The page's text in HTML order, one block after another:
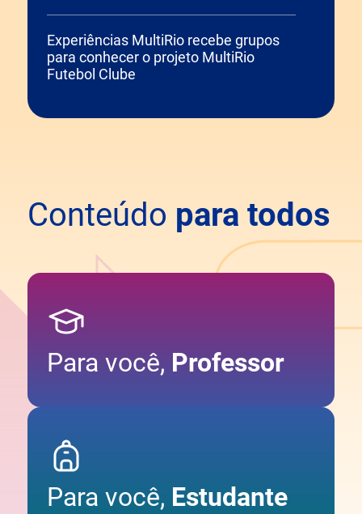
Experiências MultiRio recebe grupos
para conhecer o projeto MultiRio
Futebol Clube
Conteúdo para todos
Para você, Professor
Para você, Estudante